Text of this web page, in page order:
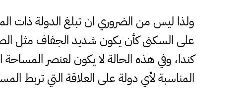
ولذا ليس من الضروري ان تبلغ الدولة ذات
على السكنى كأن يكون شديد الجفاف مثل
كندا، وفي هذه الحالة لا يكون لعنصر
المناسبة لأي دولة على العلاقة التي تربط